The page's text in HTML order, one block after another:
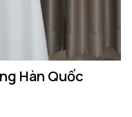
Hàn Quốc